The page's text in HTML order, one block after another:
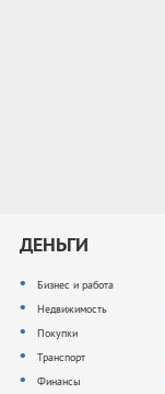
ДЕНЬГИ
Бизнес и работа
Недвижимость
Покупки
Транспорт
Финансы